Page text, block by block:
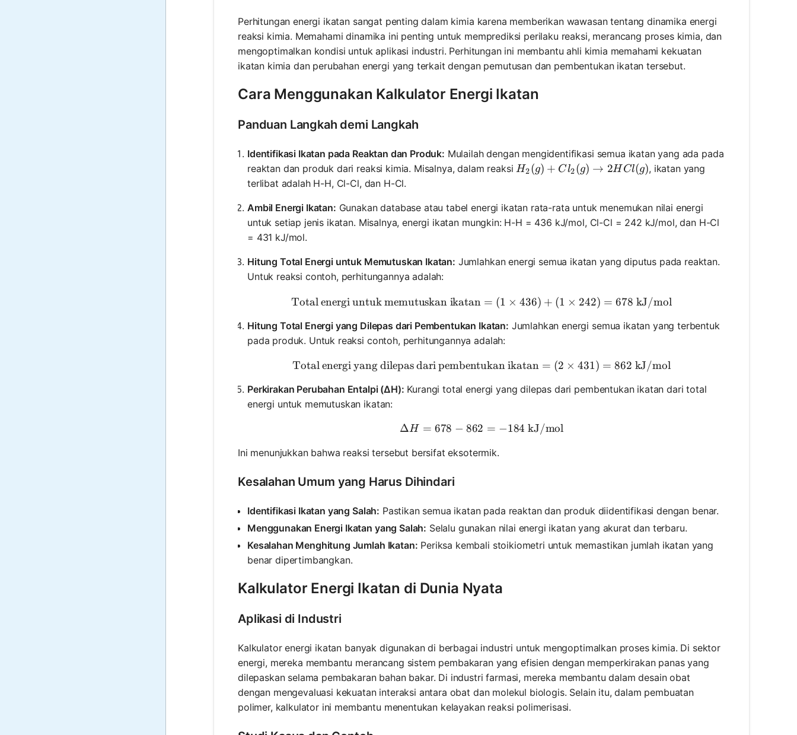
Perhitungan energi ikatan sangat penting dalam kimia karena memberikan wawasan tentang dinamika energi
reaksi kimia. Memahami dinamika ini penting untuk memprediksi perilaku reaksi, merancang proses kimia, dan
mengoptimalkan kondisi untuk aplikasi industri. Perhitungan ini membantu ahli kimia memahami kekuatan
ikatan kimia dan perubahan energi yang terkait dengan pemutusan dan pembentukan ikatan tersebut.
Cara Menggunakan Kalkulator Energi Ikatan
Panduan Langkah demi Langkah
Identifikasi Ikatan pada Reaktan dan Produk: Mulailah dengan mengidentifikasi semua ikatan yang ada pada
reaktan dan produk dari reaksi kimia. Misalnya, dalam reaksi H_2(g) + Cl_2(g) \rightarrow 2HCl(g)
H2(g) + Cl2(g) → 2H Cl(g), ikatan yang
terlibat adalah H-H, Cl-Cl, dan H-Cl.
Ambil Energi Ikatan: Gunakan database atau tabel energi ikatan rata-rata untuk menemukan nilai energi
untuk setiap jenis ikatan. Misalnya, energi ikatan mungkin: H-H = 436 kJ/mol, Cl-Cl = 242 kJ/mol, dan H-Cl
= 431 kJ/mol.
Hitung Total Energi untuk Memutuskan Ikatan: Jumlahkan energi semua ikatan yang diputus pada reaktan.
Untuk reaksi contoh, perhitungannya adalah:
\text{Total energi untuk memutuskan ikatan} = (1 \times
Total energi untuk memutuskan ikatan = (1 × 436) + (1 × 242) = 678 kJ/mol
Hitung Total Energi yang Dilepas dari Pembentukan Ikatan: Jumlahkan energi semua ikatan yang terbentuk
pada produk. Untuk reaksi contoh, perhitungannya adalah:
\text{Total energi yang dilepas dari pembentukan ikatan} =
Total energi yang dilepas dari pembentukan ikatan = (2 × 431) = 862 kJ/mol
Perkirakan Perubahan Entalpi (ΔH): Kurangi total energi yang dilepas dari pembentukan ikatan dari total
energi untuk memutuskan ikatan:
\Delta H = 678 - 862 = -184 \text{ kJ/mol}
ΔH = 678 − 862 = −184 kJ/mol
Ini menunjukkan bahwa reaksi tersebut bersifat eksotermik.
Kesalahan Umum yang Harus Dihindari
Identifikasi Ikatan yang Salah: Pastikan semua ikatan pada reaktan dan produk diidentifikasi dengan benar.
Menggunakan Energi Ikatan yang Salah: Selalu gunakan nilai energi ikatan yang akurat dan terbaru.
Kesalahan Menghitung Jumlah Ikatan: Periksa kembali stoikiometri untuk memastikan jumlah ikatan yang
benar dipertimbangkan.
Kalkulator Energi Ikatan di Dunia Nyata
Aplikasi di Industri
Kalkulator energi ikatan banyak digunakan di berbagai industri untuk mengoptimalkan proses kimia. Di sektor
energi, mereka membantu merancang sistem pembakaran yang efisien dengan memperkirakan panas yang
dilepaskan selama pembakaran bahan bakar. Di industri farmasi, mereka membantu dalam desain obat
dengan mengevaluasi kekuatan interaksi antara obat dan molekul biologis. Selain itu, dalam pembuatan
polimer, kalkulator ini membantu menentukan kelayakan reaksi polimerisasi.